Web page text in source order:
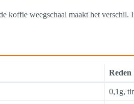
koffie weegschaal maakt het
Reden
0,1g,